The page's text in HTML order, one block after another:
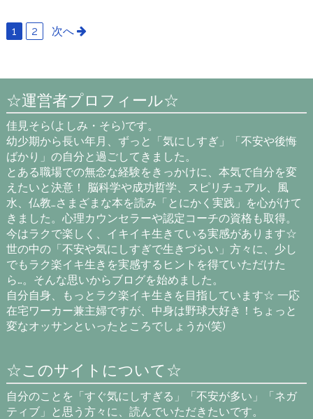
1 2 次へ
☆運営者プロフィール☆
佳見そら(よしみ・そら)です。
幼少期から長い年月、ずっと「気にしすぎ」「不安や後悔
ばかり」の自分と過ごしてきました。
とある職場での無念な経験をきっかけに、本気で自分を変
えたいと決意！ 脳科学や成功哲学、スピリチュアル、風
水、仏教…さまざまな本を読み「とにかく実践」を心がけて
きました。心理カウンセラーや認定コーチの資格も取得。
今はラクで楽しく、イキイキ生きている実感があります☆
世の中の「不安や気にしすぎで生きづらい」方々に、少し
でもラク楽イキ生きを実感するヒントを得ていただけた
ら…。そんな思いからブログを始めました。
自分自身、もっとラク楽イキ生きを目指しています☆ 一応
在宅ワーカー兼主婦ですが、中身は野球大好き！ちょっと
変なオッサンといったところでしょうか(笑)
☆このサイトについて☆
自分のことを「すぐ気にしすぎる」「不安が多い」「ネガ
ティブ」と思う方々に、読んでいただきたいです。